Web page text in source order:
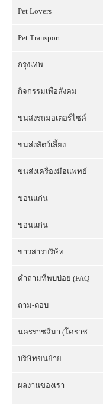
Pet Lovers
Pet Transport
กรุงเทพ
กิจกรรมเพื่อสังคม
ขนส่งรถมอเตอร์ไซค์
ขนส่งสัตว์เลี้ยง
ขนส่งเครื่องมือแพทย์
ขอนแก่น
ขอนแก่น
ข่าวสารบริษัท
คำถามที่พบบ่อย (FAQ
ถาม-ตอบ
นครราชสีมา (โคราช
บริษัทขนย้าย
ผลงานของเรา